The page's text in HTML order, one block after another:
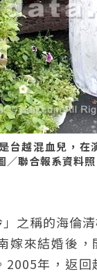
台越混血兒，在
／聯合報系資
之稱的海倫
嫁來結婚後
2005年，返回